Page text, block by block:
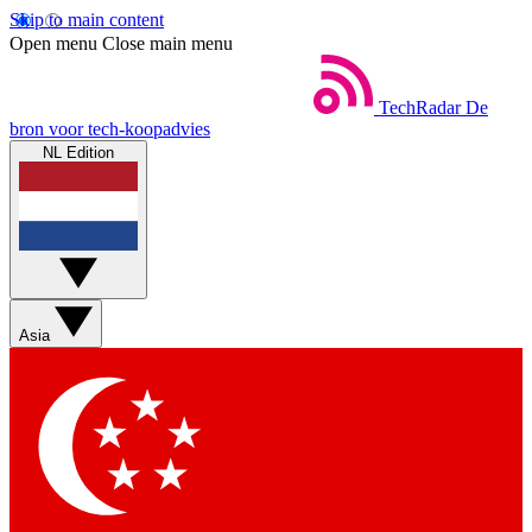
Skip to main content
Open menu Close main menu
TechRadar De
bron voor tech-koopadvies
NL Edition
Asia